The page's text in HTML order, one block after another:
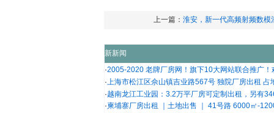
上一篇： 淮安，新一代高频射频数模
新新闻
·2005-2020 老牌厂房网！旗下10大网站联合推广！
·上海市松江区佘山镇吉业路567号 独院厂房出租 占
·越南龙江工业园：3.2万平厂房可定制出租，另有
·柬埔寨厂房出租 ｜土地出售 ｜ 41号路 6000㎡-